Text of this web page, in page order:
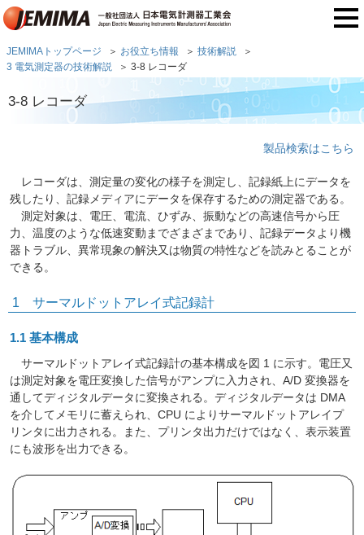
JEMIMAトップページ お役立ち情報
技術解説
3 電気測定器の技術解説
3-8 レコーダ
3-8 レコーダ
製品検索はこちら
レコーダは、測定量の変化の様子を測定し、記録紙上にデータを
残したり、記録メディアにデータを保存するための測定器である。
測定対象は、電圧、電流、ひずみ、振動などの高速信号から圧
力、温度のような低速変動までざまざまであり、記録データより機
器トラブル、異常現象の解決又は物質の特性などを読みとることが
できる。
1 サーマルドットアレイ式記録計
1.1 基本構成
サーマルドットアレイ式記録計の基本構成を図 1 に示す。電圧又
は測定対象を電圧変換した信号がアンプに入力され、A/D 変換器を
通してディジタルデータに変換される。ディジタルデータは DMA
を介してメモリに蓄えられ、CPU によりサーマルドットアレイプ
リンタに出力される。また、プリンタ出力だけではなく、表示装置
にも波形を出力できる。